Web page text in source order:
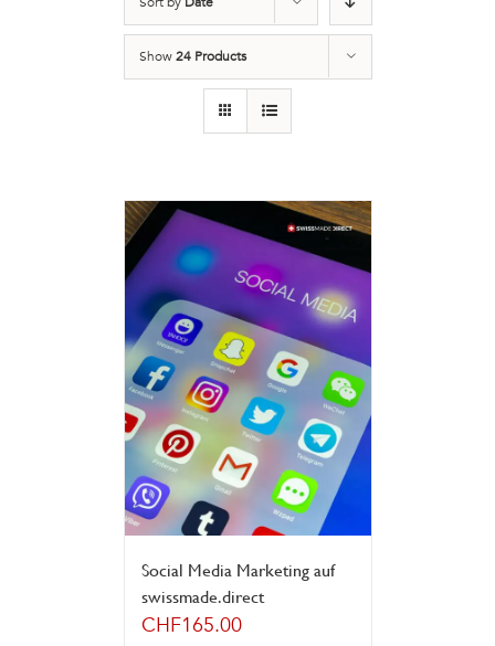
Show24 Products
Social Media Marketing auf
swissmade.direct
CHF165.00